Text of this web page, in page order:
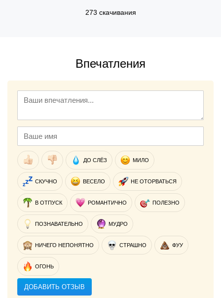
273 скачивания
Впечатления
ДО СЛЁЗ МИЛО
СКУЧНО ВЕСЕЛО НЕ ОТОРВАТЬСЯ
В ОТПУСК РОМАНТИЧНО ПОЛЕЗНО
ПОЗНАВАТЕЛЬНО МУДРО
НИЧЕГО НЕПОНЯТНО СТРАШНО ФУУ
ОГОНЬ
ДОБАВИТЬ ОТЗЫВ